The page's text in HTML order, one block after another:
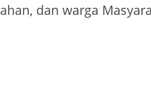
dan warga